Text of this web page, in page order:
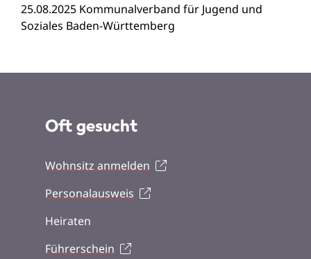
25.08.2025 Kommunalverband für Jugend und
Soziales Baden-Württemberg
Oft gesucht
Wohnsitz anmelden
Personalausweis
Heiraten
Führerschein